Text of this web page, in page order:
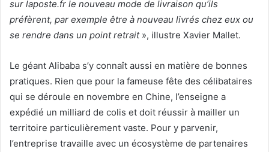
sur laposte.fr le nouveau mode de livraison qu’ils
préfèrent, par exemple être à nouveau livrés chez eux ou
se rendre dans un point retrait », illustre Xavier Mallet.
Le géant Alibaba s’y connaît aussi en matière de bonnes
pratiques. Rien que pour la fameuse fête des célibataires
qui se déroule en novembre en Chine, l’enseigne a
expédié un milliard de colis et doit réussir à mailler un
territoire particulièrement vaste. Pour y parvenir,
l’entreprise travaille avec un écosystème de partenaires